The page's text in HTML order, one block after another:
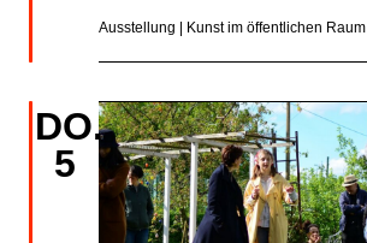
Ausstellung | Kunst im öffentlichen Raum
DO.
5